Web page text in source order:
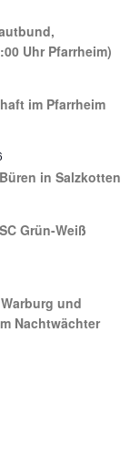
Uhr Pfarrheim)
im Pfarrheim
in Salzkotten
Grün-Weiß
und
Nachtwächter